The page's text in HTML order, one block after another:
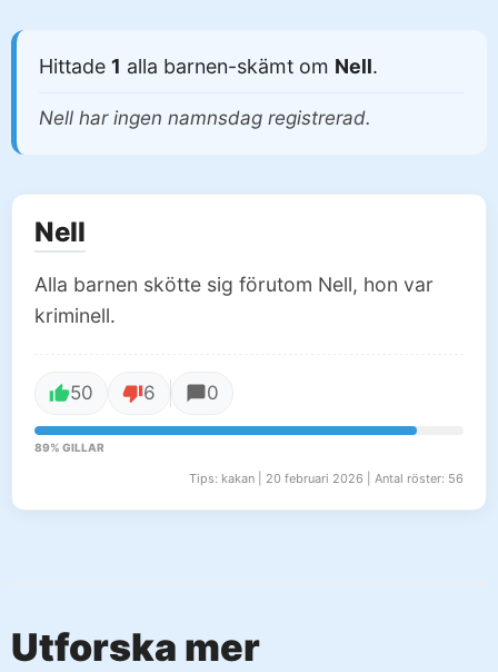
Hittade 1 alla barnen-skämt om Nell.
Nell har ingen namnsdag registrerad.
Nell
Alla barnen skötte sig förutom Nell, hon var
kriminell.
50 6 0
89% GILLAR
Tips: kakan | 20 februari 2026 | Antal röster: 56
Utforska mer